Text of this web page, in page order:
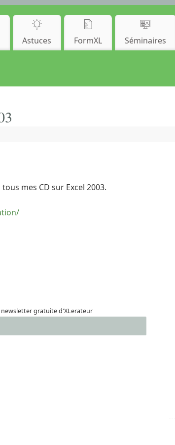
Astuces FormXL Séminaires
mes CD sur Excel 2003.
gratuite d'XLerateur